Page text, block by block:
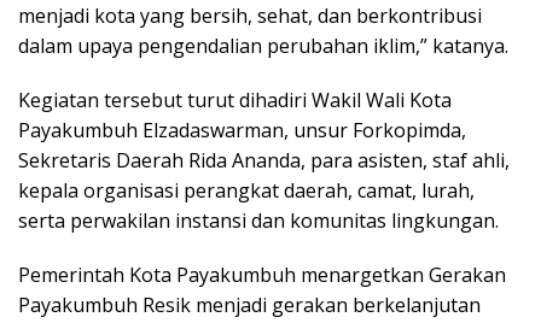
menjadi kota yang bersih, sehat, dan berkontribusi
dalam upaya pengendalian perubahan iklim,” katanya.
Kegiatan tersebut turut dihadiri Wakil Wali Kota
Payakumbuh Elzadaswarman, unsur Forkopimda,
Sekretaris Daerah Rida Ananda, para asisten, staf ahli,
kepala organisasi perangkat daerah, camat, lurah,
serta perwakilan instansi dan komunitas lingkungan.
Pemerintah Kota Payakumbuh menargetkan Gerakan
Payakumbuh Resik menjadi gerakan berkelanjutan